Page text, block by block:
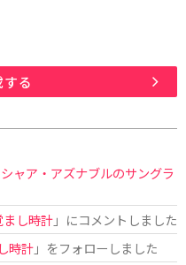
る
ャア・アズナブルのサングラ
し時計」にコメントしました
時計」をフォローしました